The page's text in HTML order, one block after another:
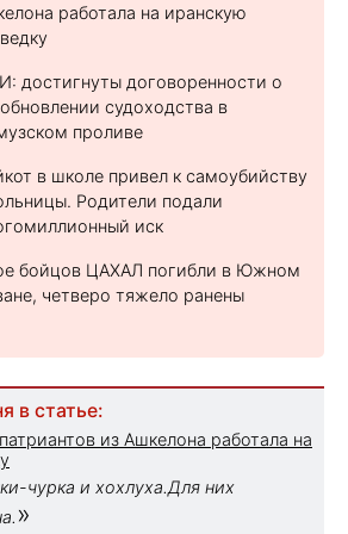
работала на иранскую
достигнуты договоренности о
судоходства в
проливе
в школе привел к самоубийству
Родители подали
иск
бойцов ЦАХАЛ погибли в Южном
четверо тяжело ранены
в статье:
из Ашкелона работала на
чурка и хохлуха.Для них
»